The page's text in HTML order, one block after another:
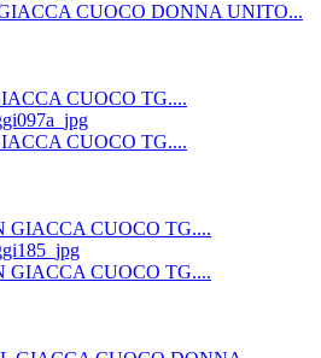
CUOCO DONNA UNITO...
CUOCO TG....
CUOCO TG....
GIACCA CUOCO TG....
GIACCA CUOCO TG....